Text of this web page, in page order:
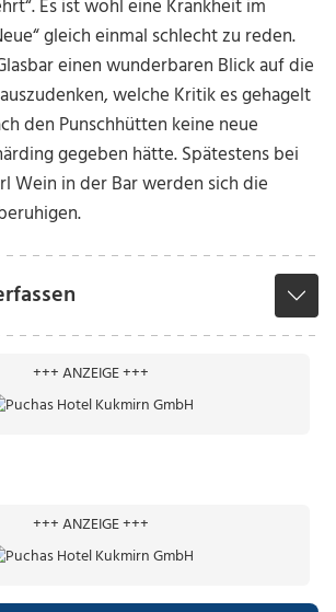
Es ist wohl eine Krankheit im
gleich einmal schlecht zu reden.
einen wunderbaren Blick auf die
welche Kritik es gehagelt
den Punschhütten keine neue
gegeben hätte. Spätestens bei
Wein in der Bar werden sich die
+++ ANZEIGE +++
+++ ANZEIGE +++